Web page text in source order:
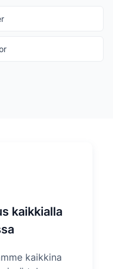
kaikkialla
kaikkina